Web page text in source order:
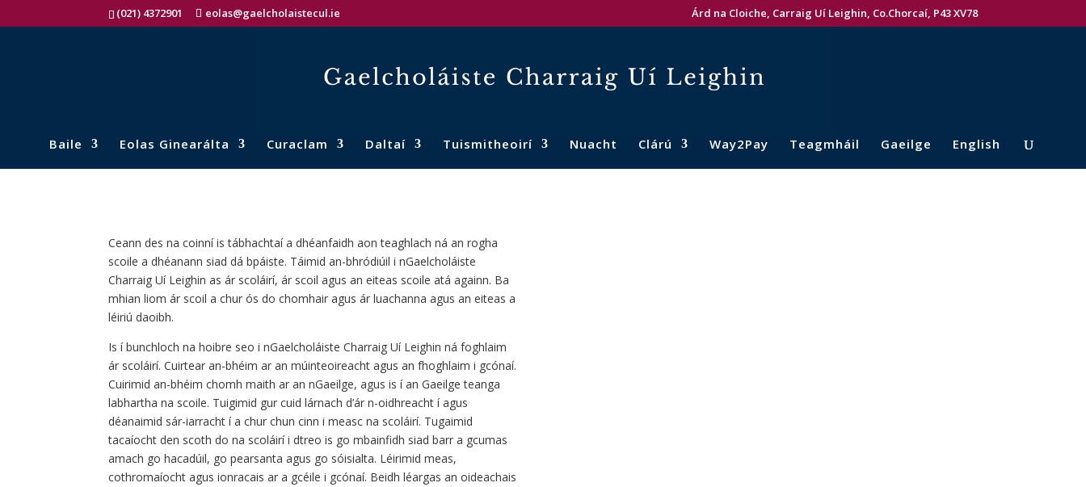
(021) 4372901 eolas@gaelcholaistecul.ie Árd na Cloiche, Carraig Uí Leighin, Co.Chorcaí, P43 XV78
Baile Eolas Ginearálta Curaclam Daltaí Tuismitheoirí Nuacht Clárú Way2Pay Teagmháil Gaeilge English
Ceann des na coinní is tábhachtaí a dhéanfaidh aon teaghlach ná an rogha
scoile a dhéanann siad dá bpáiste. Táimid an-bhródiúil i nGaelcholáiste
Charraig Uí Leighin as ár scoláirí, ár scoil agus an eiteas scoile atá againn. Ba
mhian liom ár scoil a chur ós do chomhair agus ár luachanna agus an eiteas a
léiriú daoibh.
Is í bunchloch na hoibre seo i nGaelcholáiste Charraig Uí Leighin ná foghlaim
ár scoláirí. Cuirtear an-bhéim ar an múinteoireacht agus an fhoghlaim i gcónaí.
Cuirimid an-bhéim chomh maith ar an nGaeilge, agus is í an Gaeilge teanga
labhartha na scoile. Tuigimid gur cuid lárnach d’ár n-oidhreacht í agus
déanaimid sár-iarracht í a chur chun cinn i measc na scoláirí. Tugaimid
tacaíocht den scoth do na scoláirí i dtreo is go mbainfidh siad barr a gcumas
amach go hacadúil, go pearsanta agus go sóisialta. Léirimid meas,
cothromaíocht agus ionracais ar a gcéile i gcónaí. Beidh léargas an oideachais